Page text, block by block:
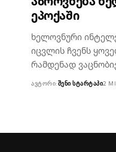
ეპოქაში
ხელოვნური
იცვლის ჩვენს
რამდენად
ᲐᲕᲢᲝᲠᲘ:ᲨᲔᲜᲘ ᲡᲢᲐᲠᲢᲐᲞᲘ2